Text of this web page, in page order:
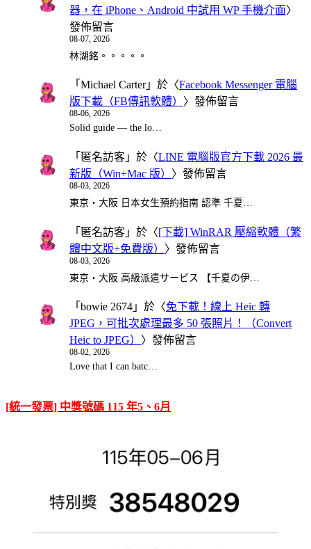
器，在 iPhone、Android 中試用 WP 手機介面〉
發佈留言
08-07, 2026
林湖銘。。。。。
「 Michael Carter」於〈Facebook Messenger 電腦
版下載（FB傳訊軟體） 〉發佈留言
08-06, 2026
Solid guide — the lo…
「 匿名訪客 」於〈LINE 電腦版官方下載 2026 最
新版（Win+Mac 版） 〉發佈留言
08-03, 2026
東京・大阪 日本女生預約指南 認準 千夏…
「 匿名訪客 」於〈[下載] WinRAR 壓縮軟體（繁
體中文版+免費版） 〉發佈留言
08-03, 2026
東京・大阪 高級派遣サービス 【千夏の伊…
「 bowie 2674 」於〈免下載！線上 Heic 轉
JPEG，可批次處理最多 50 張照片！（Convert
Heic to JPEG） 〉發佈留言
08-02, 2026
Love that I can batc…
[統一發票] 中獎號碼 115 年5、6月